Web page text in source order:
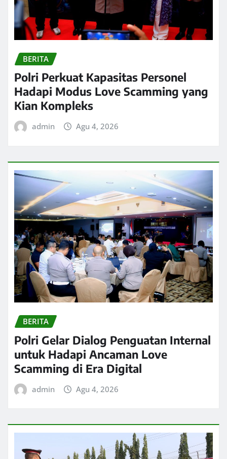
BERITA
Polri Perkuat Kapasitas Personel
Hadapi Modus Love Scamming yang
Kian Kompleks
admin Agu 4, 2026
BERITA
Polri Gelar Dialog Penguatan Internal
untuk Hadapi Ancaman Love
Scamming di Era Digital
admin Agu 4, 2026